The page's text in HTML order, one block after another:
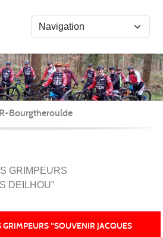
Bourgtheroulde
GRIMPEURS
DEILHOU"
GRIMPEURS "SOUVENIR JACQUES